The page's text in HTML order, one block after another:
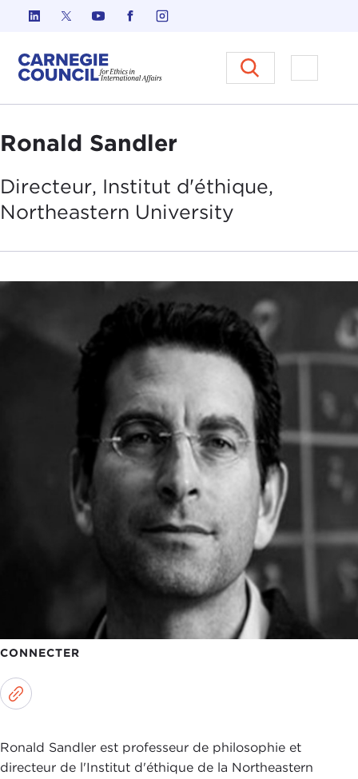
Skip to content
Carnegie Council sur
Ouvrir
Ronald Sandler
Directeur, Institut d'éthique,
Northeastern University
CONNECTER
Ronald Sandler est professeur de philosophie et
directeur de l'Institut d'éthique de la Northeastern